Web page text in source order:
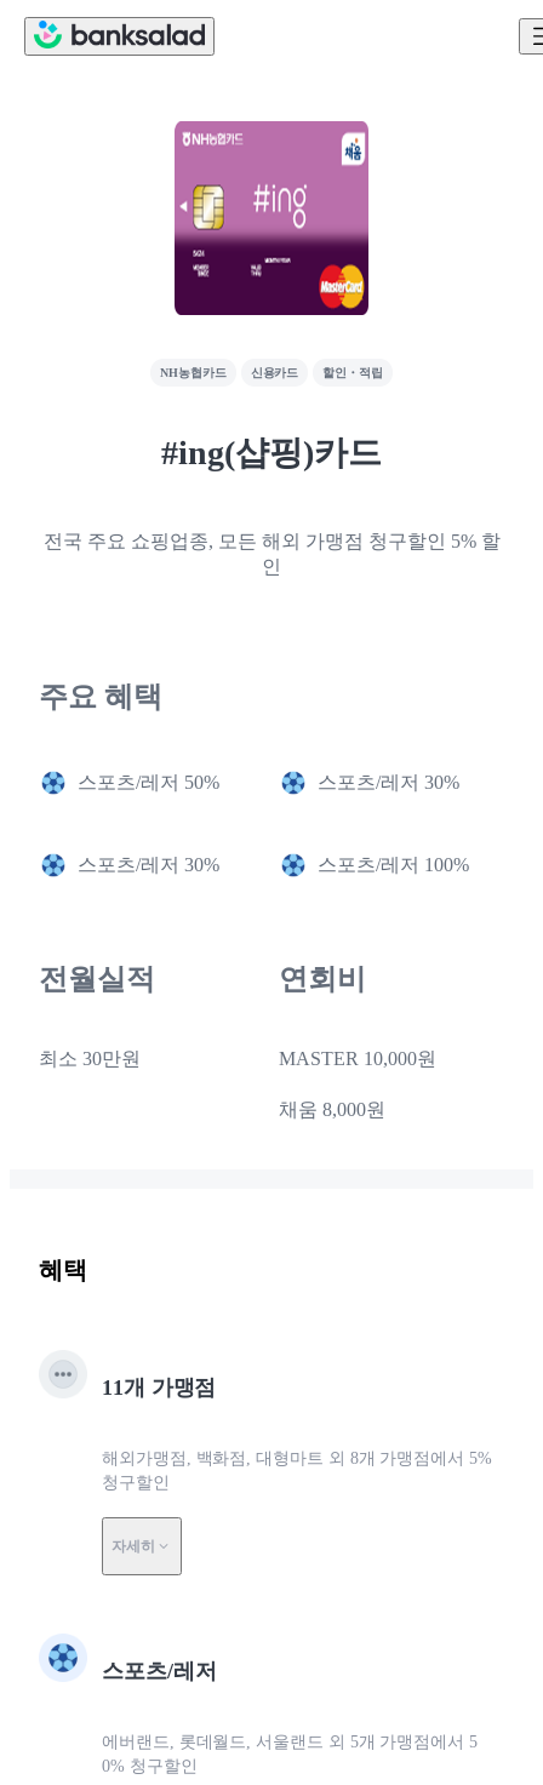
NH농협카드 신용카드 할인・적립
#ing(샵핑)카드
전국 주요 쇼핑업종, 모든 해외 가맹점 청구할인 5% 할
인
주요 혜택
스포츠/레저 50% 스포츠/레저 30%
스포츠/레저 30% 스포츠/레저 100%
전월실적
최소 30만원
연회비
MASTER 10,000원
채움 8,000원
혜택
11개 가맹점
해외가맹점, 백화점, 대형마트 외 8개 가맹점에서 5%
청구할인
자세히
스포츠/레저
에버랜드, 롯데월드, 서울랜드 외 5개 가맹점에서 5
0% 청구할인